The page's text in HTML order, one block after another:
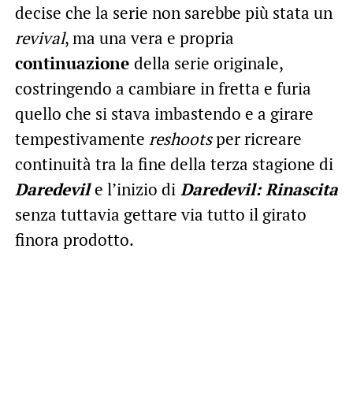
decise che la serie non sarebbe più stata un
revival, ma una vera e propria
continuazione della serie originale,
costringendo a cambiare in fretta e furia
quello che si stava imbastendo e a girare
tempestivamente reshootsper ricreare
continuità tra la fine della terza stagione di
Daredevile l’inizio diDaredevil: Rinascita
senza tuttavia gettare via tutto il girato
finora prodotto.